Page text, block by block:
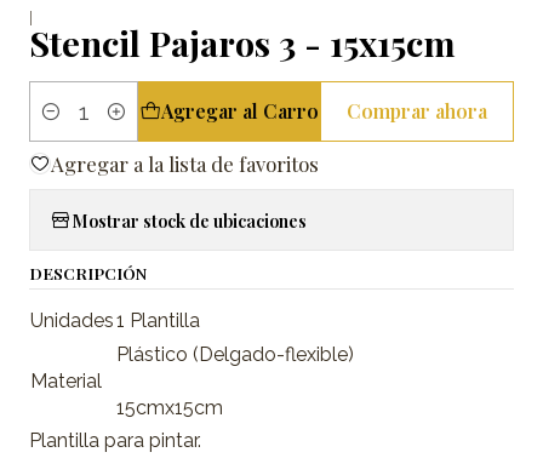
|
Stencil Pajaros 3 - 15x15cm
Cantidad
Agregar al Carro Comprar ahora
Agregar a la lista de favoritos
Mostrar stock de ubicaciones
DESCRIPCIÓN
Unidades1 Plantilla
Material
Plástico (Delgado-flexible)
15cmx15cm
Plantilla para pintar.